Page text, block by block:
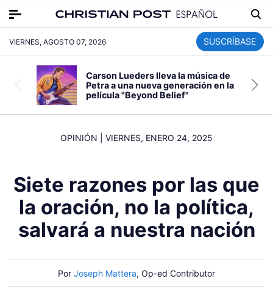
VIERNES, AGOSTO 07, 2026 SUSCRÍBASE
Carson Lueders lleva la música de
Petra a una nueva generación en la
película "Beyond Belief"
OPINIÓN VIERNES, ENERO 24, 2025
Siete razones por las que
la oración, no la política,
salvará a nuestra nación
Por Joseph Mattera, Op-ed Contributor